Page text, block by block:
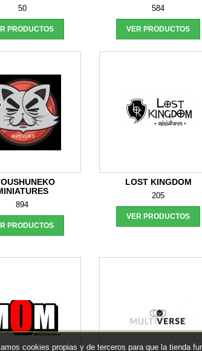
50
PRODUCTOS
584
VER PRODUCTOS
894
PRODUCTOS
LOST KINGDOM
205
VER PRODUCTOS
cookies propias y de terceros para que la tienda